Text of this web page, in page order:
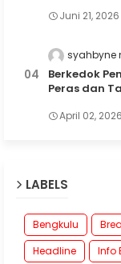
Juni 21, 2026
syahbyne
Berkedok
Peras dan
April 02, 2026
LABELS
Bengkulu
Headline
Info